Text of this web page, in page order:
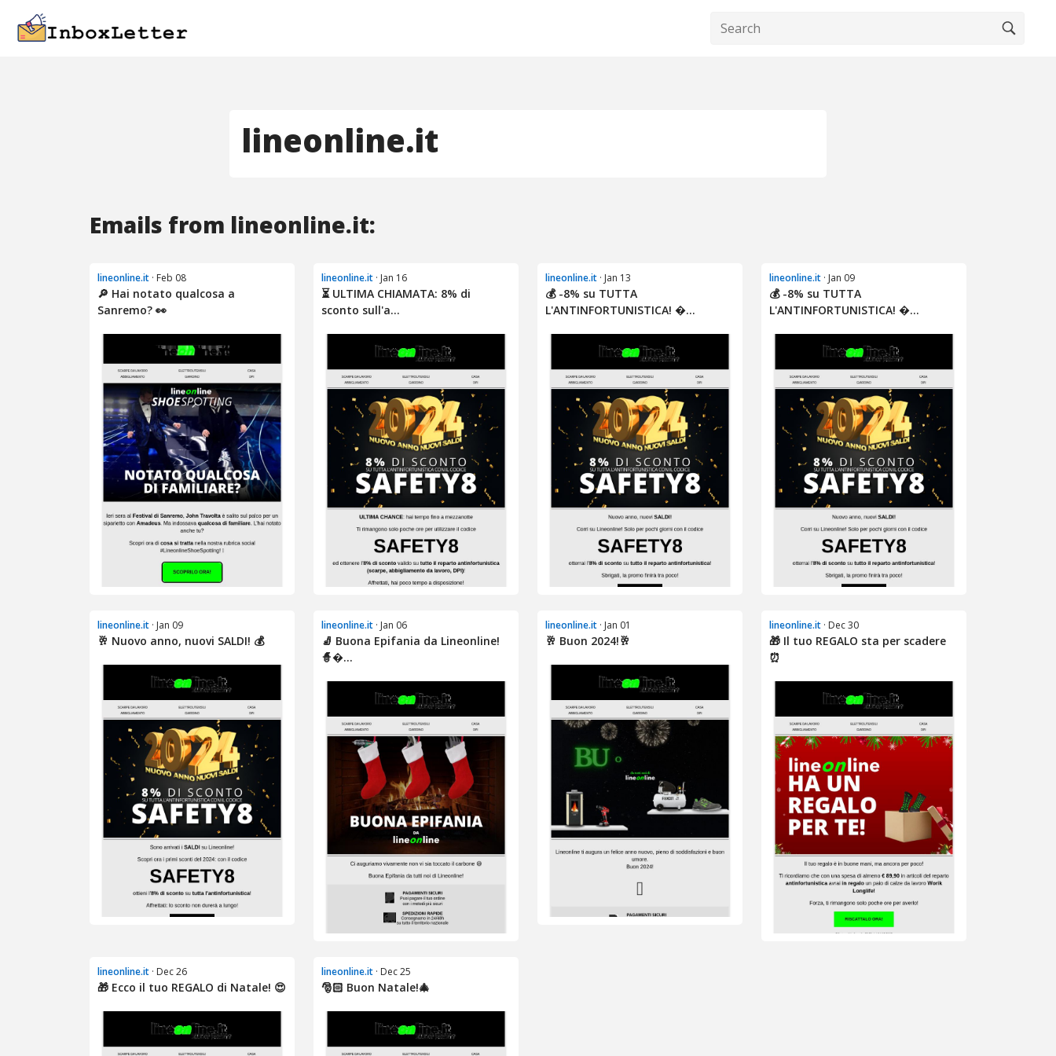
lineonline.it
Emails from lineonline.it:
lineonline.it · Feb 08
🔎 Hai notato qualcosa a
Sanremo? 👀
lineonline.it · Jan 16
⏳ ULTIMA CHIAMATA: 8% di
sconto sull'a...
lineonline.it · Jan 13
💰 -8% su TUTTA
L'ANTINFORTUNISTICA! �...
lineonline.it · Jan 09
💰 -8% su TUTTA
L'ANTINFORTUNISTICA! �...
lineonline.it · Jan 09
🥂 Nuovo anno, nuovi SALDI! 💰
lineonline.it · Jan 06
🧦 Buona Epifania da Lineonline!
🧙�...
lineonline.it · Jan 01
🥂 Buon 2024!🥂
lineonline.it · Dec 30
🎁 Il tuo REGALO sta per scadere
⏰
lineonline.it · Dec 26
🎁 Ecco il tuo REGALO di Natale! 😍
lineonline.it · Dec 25
🎅🏻 Buon Natale!🎄